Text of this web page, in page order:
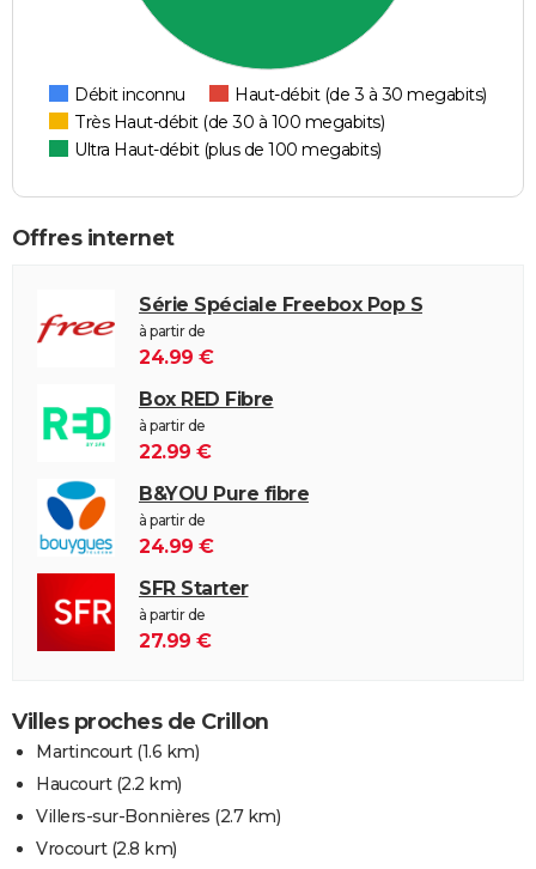
Débit inconnu
Haut-débit (de 3 à 30 megabits)
Très Haut-débit (de 30 à 100 megabits)
Ultra Haut-débit (plus de 100 megabits)
Offres internet
Série Spéciale Freebox Pop S
à partir de
24.99 €
Box RED Fibre
à partir de
22.99 €
B&YOU Pure fibre
à partir de
24.99 €
SFR Starter
à partir de
27.99 €
Villes proches de Crillon
Martincourt(1.6 km)
Haucourt(2.2 km)
Villers-sur-Bonnières (2.7 km)
Vrocourt(2.8 km)